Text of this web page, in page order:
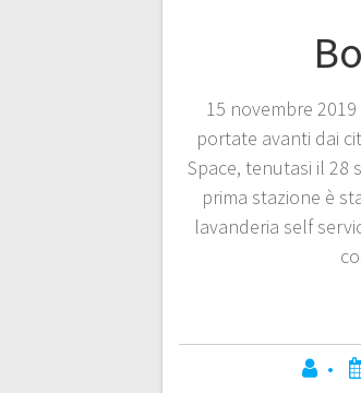
15 novembre
portate avanti dai
Space, tenutasi il 28
prima stazione è
lavanderia self
•